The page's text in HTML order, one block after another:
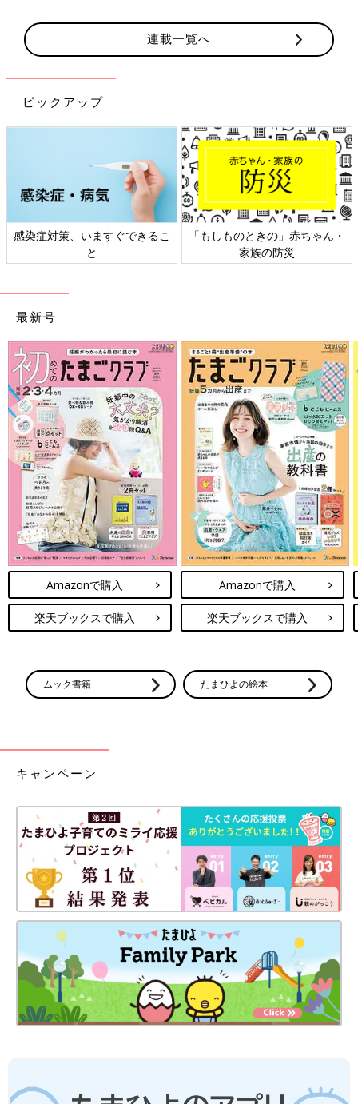
連載一覧へ
ピックアップ
感染症対策、いますぐできるこ
と
「もしものときの」赤ちゃん・
家族の防災
最新号
Amazonで購入
楽天ブックスで購入
Amazonで購入
楽天ブックスで購入
ムック書籍 たまひよの絵本
キャンペーン